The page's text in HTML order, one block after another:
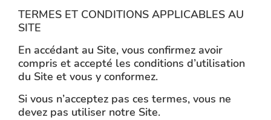
TERMES ET CONDITIONS APPLICABLES AU
SITE
En accédant au Site, vous confirmez avoir
compris et accepté les conditions d’utilisation
du Site et vous y conformez.
Si vous n’acceptez pas ces termes, vous ne
devez pas utiliser notre Site.